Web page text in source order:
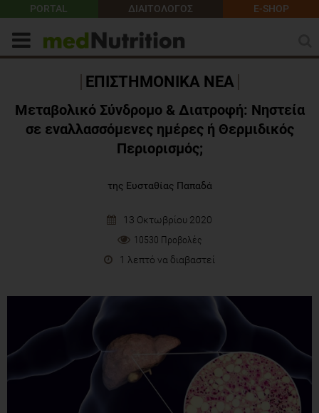
PORTAL ΔΙΑΙΤΟΛΟΓΟΣ E-SHOP
ΕΠΙΣΤΗΜΟΝΙΚΑ ΝΕΑ
Μεταβολικό Σύνδρομο & Διατροφή: Νηστεία
σε εναλλασσόμενες ημέρες ή Θερμιδικός
Περιορισμός;
της Ευσταθίας Παπαδά
13 Οκτωβρίου 2020
10530 Προβολές
1 λεπτό να διαβαστεί